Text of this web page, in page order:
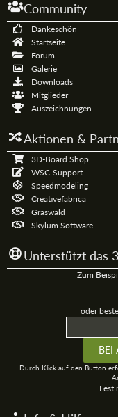
Community
Dankeschön
Startseite
Forum
Galerie
Downloads
Mitglieder
Auszeichnungen
Aktionen &
3D-Board Shop
WSC-Support
Speedmodeling
Creativefabrica
Graswald
Skylum Software
Unterstützt das
Zum
oder
Durch Klick auf den Button
Lest